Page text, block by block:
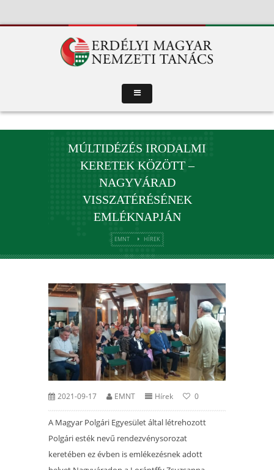
MÚLTIDÉZÉS IRODALMI
KERETEK KÖZÖTT –
NAGYVÁRAD
VISSZATÉRÉSÉNEK
EMLÉKNAPJÁN
EMNT HÍREK
2021-09-17 EMNT Hírek 0
A Magyar Polgári Egyesület által létrehozott
Polgári esték nevű rendezvénysorozat
keretében ez évben is emlékezésnek adott